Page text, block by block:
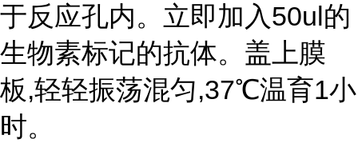
于反应孔内。立即加入50ul的
生物素标记的抗体。盖上膜
板,轻轻振荡混匀,37℃温育1小
时。